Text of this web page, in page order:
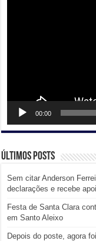
00:00
Últimos posts
Sem citar Anderson
declarações e recebe
Festa de Santa Clara
em Santo Aleixo
Depois do poste, agora